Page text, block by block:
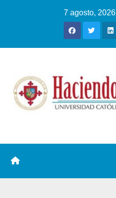
7 agosto, 2026